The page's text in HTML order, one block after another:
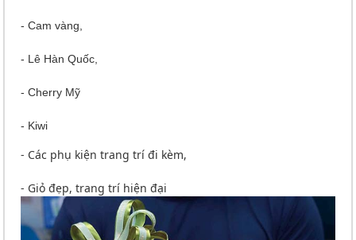
- Cam vàng,
- Lê Hàn Quốc,
- Cherry Mỹ
- Kiwi
- Các phụ kiện trang trí đi kèm,
- Giỏ đẹp, trang trí hiện đại